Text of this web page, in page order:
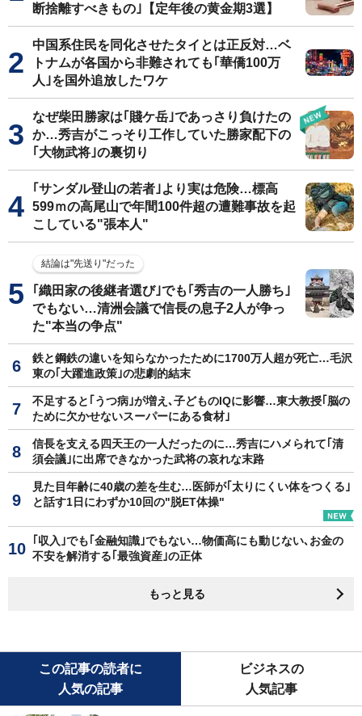
断捨離すべきもの｣【定年後の黄金期3選】
中国系住民を同化させたタイとは正反対…ベ
トナムが各国から非難されても｢華僑100万
人｣を国外追放したワケ
なぜ柴田勝家は｢賤ケ岳｣であっさり負けたの
か…秀吉がこっそり工作していた勝家配下の
｢大物武将｣の裏切り
｢サンダル登山の若者｣より実は危険…標高
599ｍの高尾山で年間100件超の遭難事故を起
こしている"張本人"
結論は"先送り"だった
｢織田家の後継者選び｣でも｢秀吉の一人勝ち｣
でもない…清洲会議で信長の息子2人が争っ
た"本当の争点"
鉄と鋼鉄の違いを知らなかったために1700万人超が死亡…毛沢
東の｢大躍進政策｣の悲劇的結末
不足すると｢うつ病｣が増え､子どものIQに影響…東大教授｢脳の
ために欠かせないスーパーにある食材｣
信長を支える四天王の一人だったのに…秀吉にハメられて｢清
須会議｣に出席できなかった武将の哀れな末路
見た目年齢に40歳の差を生む…医師が｢太りにくい体をつくる｣
と話す1日にわずか10回の"脱ET体操"
｢収入｣でも｢金融知識｣でもない…物価高にも動じない､お金の
不安を解消する｢最強資産｣の正体
もっと見る
この記事の読者に
人気の記事
ビジネスの
人気記事